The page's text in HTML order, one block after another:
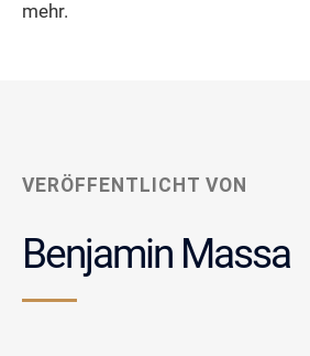
mehr.
VERÖFFENTLICHT VON
Benjamin Massa